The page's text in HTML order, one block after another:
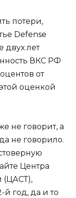
потери,
Defense
двух лет
ВКС РФ
от
оценкой
не говорит, а
не говорило.
Центра
(ЦАСТ),
й год, да и то